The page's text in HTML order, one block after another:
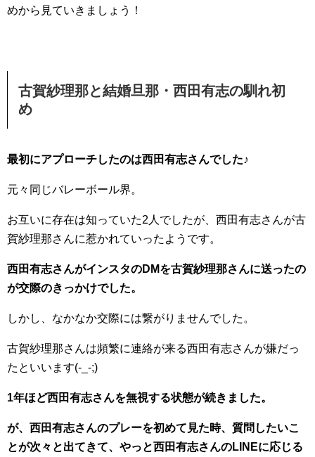
めから見ていきましょう！
古賀紗理那と結婚旦那・西田有志の馴れ初
め
最初にアプローチしたのは西田有志さんでした♪
元々同じバレーボール界。
お互いに存在は知っていた2人でしたが、西田有志さんが古
賀紗理那さんに惹かれていったようです。
西田有志さんがインスタのDMを古賀紗理那さんに送ったの
が交際のきっかけでした。
しかし、なかなか交際には繋がりませんでした。
古賀紗理那さんは頻繁に連絡が来る西田有志さんが嫌だっ
たといいます(-_-;)
1年ほど西田有志さんを無視する状態が続きました。
が、西田有志さんのプレーを初めて見た時、質問したいこ
とが次々と出てきて、やっと西田有志さんのLINEに応じる